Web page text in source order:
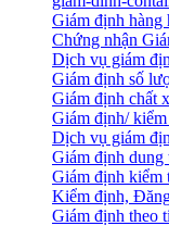
Giám định hàng
Chứng nhận
Dịch vụ giám
Giám định số
Giám định chất
Giám định/
Dịch vụ giám
Giám định dung
Giám định kiểm
Kiểm định,
Giám định theo